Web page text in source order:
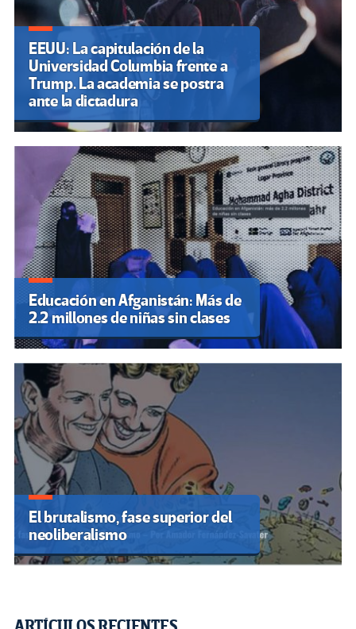
EEUU: La capitulación de la
Universidad Columbia frente a
Trump. La academia se postra
ante la dictadura
Educación en Afganistán: Más de
2.2 millones de niñas sin clases
El brutalismo, fase superior del
neoliberalismo